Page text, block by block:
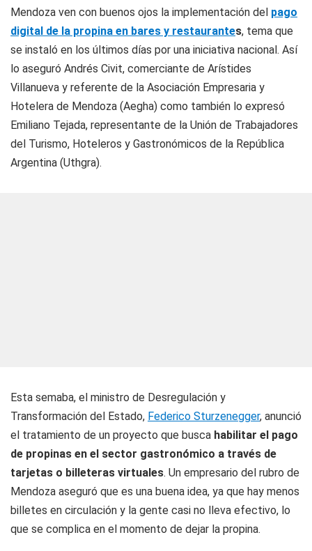
Mendoza ven con buenos ojos la implementación del pago
digital de la propina en bares y restaurantes, tema que
se instaló en los últimos días por una iniciativa nacional. Así
lo aseguró Andrés Civit, comerciante de Arístides
Villanueva y referente de la Asociación Empresaria y
Hotelera de Mendoza (Aegha) como también lo expresó
Emiliano Tejada, representante de la Unión de Trabajadores
del Turismo, Hoteleros y Gastronómicos de la República
Argentina (Uthgra).
Esta semaba, el ministro de Desregulación y
Transformación del Estado, Federico Sturzenegger, anunció
el tratamiento de un proyecto que busca habilitar el pago
de propinas en el sector gastronómico a través de
tarjetas o billeteras virtuales. Un empresario del rubro de
Mendoza aseguró que es una buena idea, ya que hay menos
billetes en circulación y la gente casi no lleva efectivo, lo
que se complica en el momento de dejar la propina.